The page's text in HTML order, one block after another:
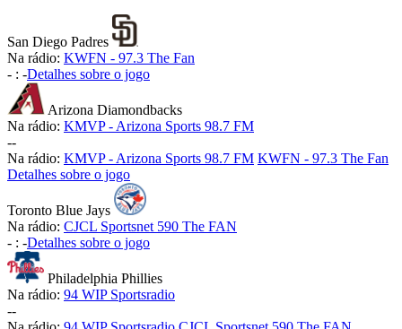
San Diego Padres
Na rádio: KWFN - 97.3 The Fan
- : -Detalhes sobre o jogo
Arizona Diamondbacks
Na rádio: KMVP - Arizona Sports 98.7 FM
--
Na rádio: KMVP - Arizona Sports 98.7 FM KWFN - 97.3 The Fan
Detalhes sobre o jogo
Toronto Blue Jays
Na rádio: CJCL Sportsnet 590 The FAN
- : -Detalhes sobre o jogo
Philadelphia Phillies
Na rádio: 94 WIP Sportsradio
--